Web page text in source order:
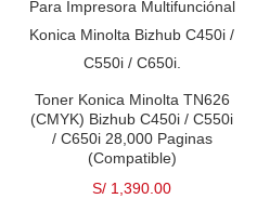
Toner Konica Minolta TN626
(CMYK) Bizhub C450i / C550i
/ C650i 28,000 Paginas
(Compatible)
S/ 1,390.00